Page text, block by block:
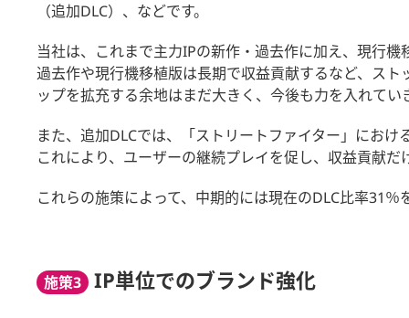
（追加DLC）、などです。
当社は、これまで主力IPの新作・過去作に加え、現行
過去作や現行機移植版は長期で収益貢献するなど、ス
ップを拡充する余地はまだ大きく、今後も力を入れてい
また、追加DLCでは、「ストリートファイター」にお
これにより、ユーザーの継続プレイを促し、収益貢献
これらの施策によって、中期的には現在のDLC比率31％
施策3 IP単位でのブランド強化